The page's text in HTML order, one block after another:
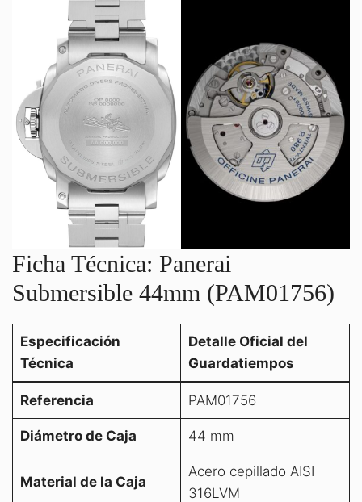
Ficha Técnica: Panerai
Submersible 44mm (PAM01756)
Especificación
Técnica
Detalle Oficial del
Guardatiempos
Referencia PAM01756
Diámetro de Caja 44 mm
Material de la Caja
Acero cepillado AISI
316LVM